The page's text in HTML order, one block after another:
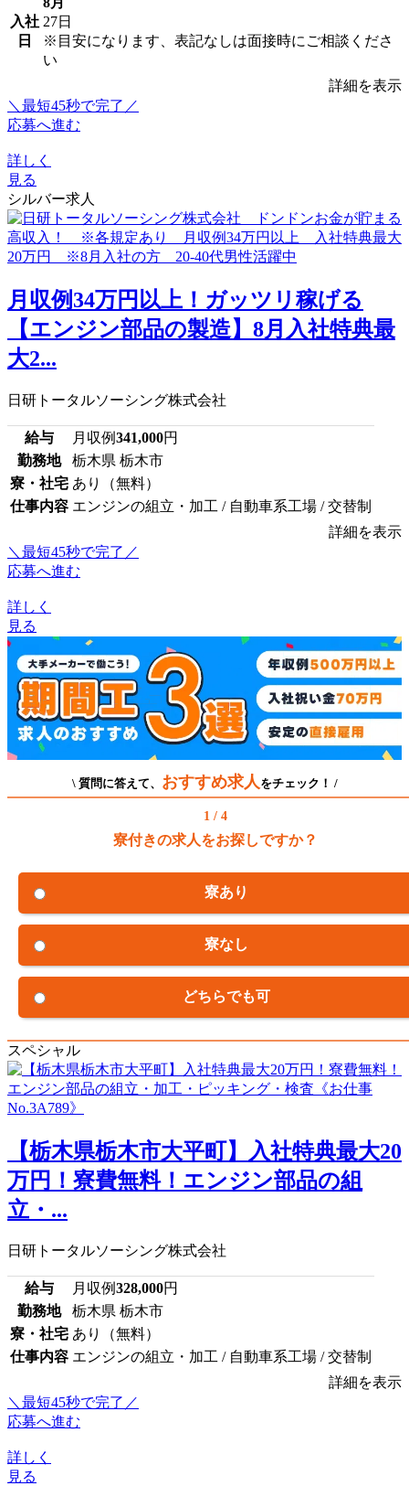
入社
日
27日
※目安になります、表記なしは面接時にご相談くださ
い
詳細を表示
＼最短45秒で完了／
応募へ進む
詳しく
見る
シルバー求人
月収例34万円以上！ガッツリ稼げる
【エンジン部品の製造】8月入社特典最
大2...
日研トータルソーシング株式会社
給与 月収例341,000円
勤務地
栃木県 栃木市
寮・社宅 あり（無料）
仕事内容 エンジンの組立・加工 / 自動車系工場 / 交替制
詳細を表示
＼最短45秒で完了／
応募へ進む
詳しく
見る
\ 質問に答えて、 おすすめ求人 をチェック！ /
1 / 4
寮付きの求人をお探しですか？
寮あり
寮なし
どちらでも可
スペシャル
【栃木県栃木市大平町】入社特典最大20
万円！寮費無料！エンジン部品の組
立・...
日研トータルソーシング株式会社
給与 月収例328,000円
勤務地
栃木県 栃木市
寮・社宅 あり（無料）
仕事内容 エンジンの組立・加工 / 自動車系工場 / 交替制
詳細を表示
＼最短45秒で完了／
応募へ進む
詳しく
見る